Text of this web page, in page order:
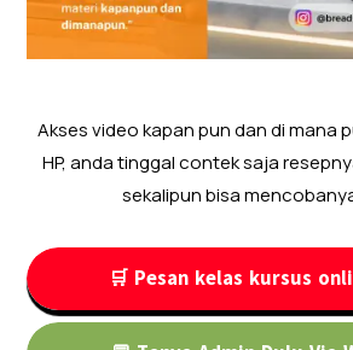
Akses video kapan pun dan di mana
HP, anda tinggal contek saja
sekalipun bisa
🛒 Pesan kelas kursus